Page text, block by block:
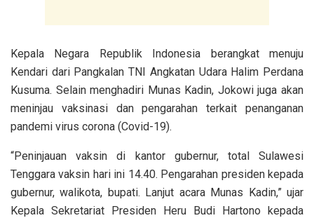
Kepala Negara Republik Indonesia berangkat menuju
Kendari dari Pangkalan TNI Angkatan Udara Halim Perdana
Kusuma. Selain menghadiri Munas Kadin, Jokowi juga akan
meninjau vaksinasi dan pengarahan terkait penanganan
pandemi virus corona (Covid-19).
“Peninjauan vaksin di kantor gubernur, total Sulawesi
Tenggara vaksin hari ini 14.40. Pengarahan presiden kepada
gubernur, walikota, bupati. Lanjut acara Munas Kadin,” ujar
Kepala Sekretariat Presiden Heru Budi Hartono kepada